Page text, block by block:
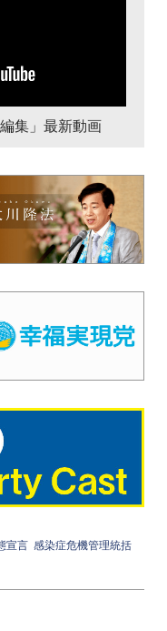
集」最新動画
宣言 感染症危機管理統括